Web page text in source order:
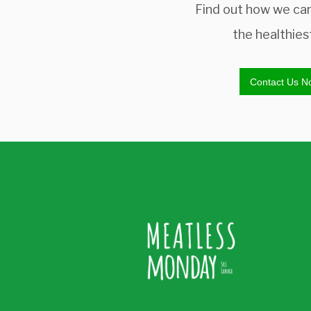
Find out how we
the
Contact Us